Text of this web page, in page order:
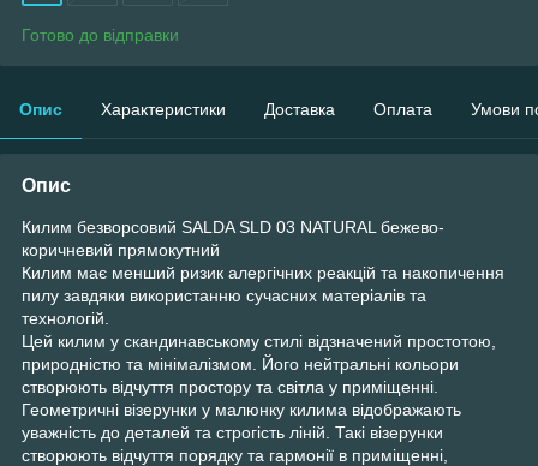
Готово до відправки
Опис Характеристики Доставка Оплата Умови
Опис
Килим безворсовий SALDA SLD 03 NATURAL бежево-
коричневий прямокутний
Килим має менший ризик алергічних реакцій та накопичення
пилу завдяки використанню сучасних матеріалів та
технологій.
Цей килим у скандинавському стилі відзначений простотою,
природністю та мінімалізмом. Його нейтральні кольори
створюють відчуття простору та світла у приміщенні.
Геометричні візерунки у малюнку килима відображають
уважність до деталей та строгість ліній. Такі візерунки
створюють відчуття порядку та гармонії в приміщенні,